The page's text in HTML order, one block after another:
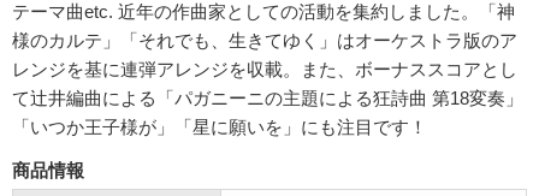
テーマ曲etc. 近年の作曲家としての活動を集約しました。「神
様のカルテ」「それでも、生きてゆく」はオーケストラ版のア
レンジを基に連弾アレンジを収載。また、ボーナススコアとし
て辻井編曲による「パガニーニの主題による狂詩曲 第18変奏」
「いつか王子様が」「星に願いを」にも注目です！
商品情報